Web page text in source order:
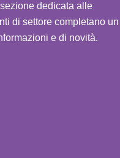
dedicata alle
di settore completano un
e di novità.